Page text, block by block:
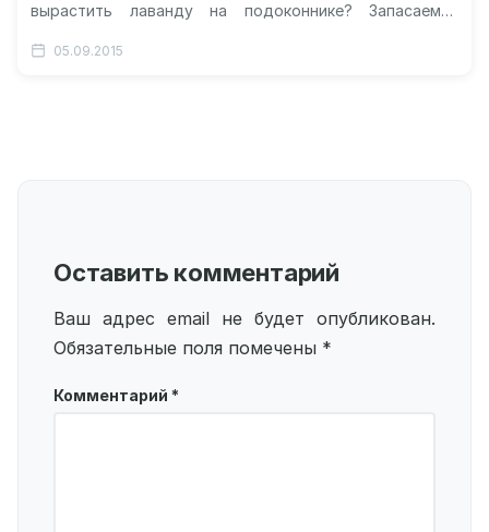
вырастить лаванду на подоконнике? Запасаемся
Видео о…
05.09.2015
Оставить комментарий
Ваш адрес email не будет опубликован.
Обязательные поля помечены *
Комментарий *